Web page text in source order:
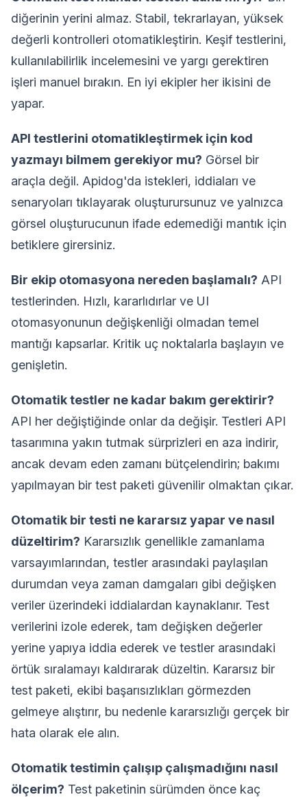
diğerinin yerini almaz. Stabil, tekrarlayan, yüksek
değerli kontrolleri otomatikleştirin. Keşif testlerini,
kullanılabilirlik incelemesini ve yargı gerektiren
işleri manuel bırakın. En iyi ekipler her ikisini de
yapar.
API testlerini otomatikleştirmek için kod
yazmayı bilmem gerekiyor mu? Görsel bir
araçla değil. Apidog'da istekleri, iddiaları ve
senaryoları tıklayarak oluşturursunuz ve yalnızca
görsel oluşturucunun ifade edemediği mantık için
betiklere girersiniz.
Bir ekip otomasyona nereden başlamalı? API
testlerinden. Hızlı, kararlıdırlar ve UI
otomasyonunun değişkenliği olmadan temel
mantığı kapsarlar. Kritik uç noktalarla başlayın ve
genişletin.
Otomatik testler ne kadar bakım gerektirir?
API her değiştiğinde onlar da değişir. Testleri API
tasarımına yakın tutmak sürprizleri en aza indirir,
ancak devam eden zamanı bütçelendirin; bakımı
yapılmayan bir test paketi güvenilir olmaktan çıkar.
Otomatik bir testi ne kararsız yapar ve nasıl
düzeltirim? Kararsızlık genellikle zamanlama
varsayımlarından, testler arasındaki paylaşılan
durumdan veya zaman damgaları gibi değişken
veriler üzerindeki iddialardan kaynaklanır. Test
verilerini izole ederek, tam değişken değerler
yerine yapıya iddia ederek ve testler arasındaki
örtük sıralamayı kaldırarak düzeltin. Kararsız bir
test paketi, ekibi başarısızlıkları görmezden
gelmeye alıştırır, bu nedenle kararsızlığı gerçek bir
hata olarak ele alın.
Otomatik testimin çalışıp çalışmadığını nasıl
ölçerim? Test paketinin sürümden önce kaç